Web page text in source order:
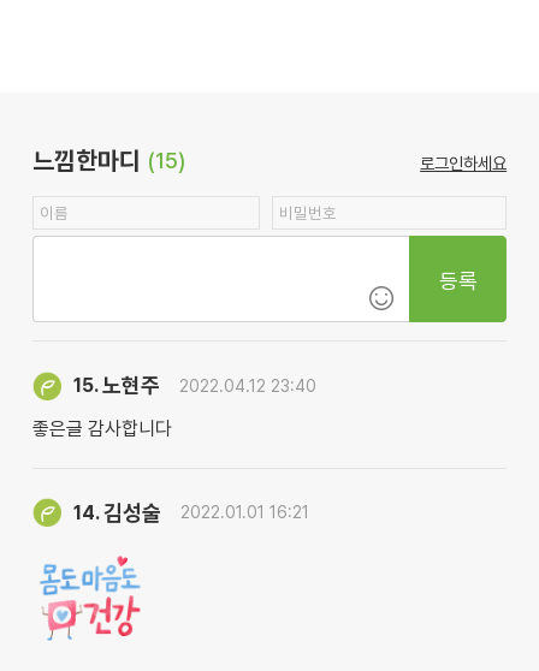
느낌한마디 (15) 로그인하세요
등록
15.노현주 2022.04.12 23:40
좋은글 감사합니다
14.김성술 2022.01.01 16:21